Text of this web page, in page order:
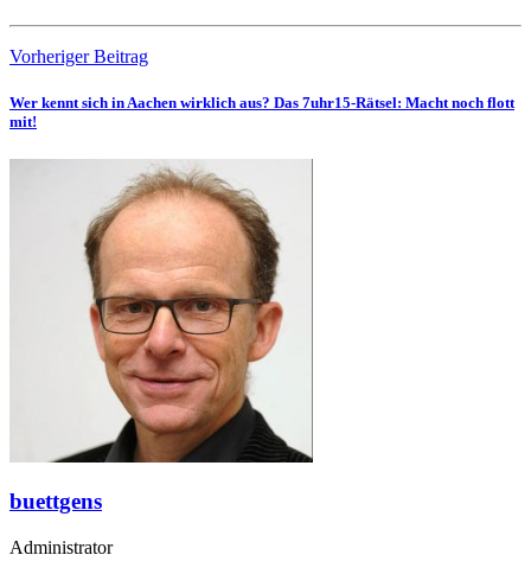
Vorheriger Beitrag
Wer kennt sich in Aachen wirklich aus? Das 7uhr15-Rätsel: Macht noch flott
mit!
buettgens
Administrator